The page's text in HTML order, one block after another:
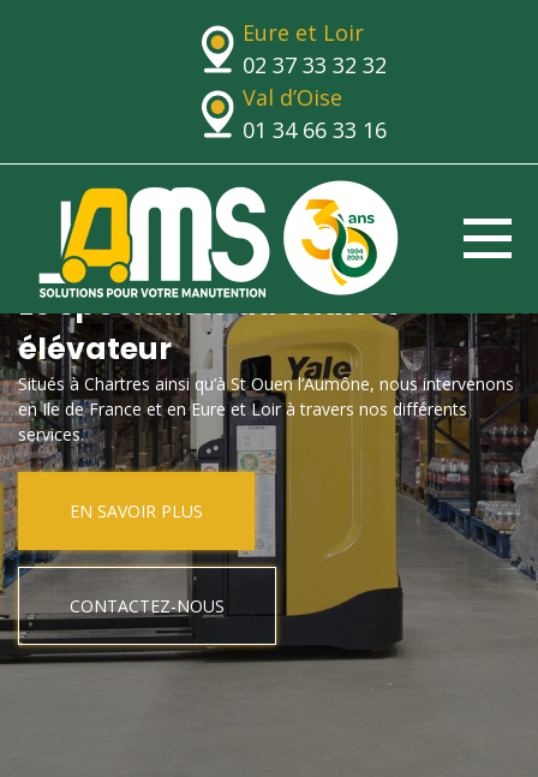
Eure et Loir
02 37 33 32 32
Val d’Oise
01 34 66 33 16
Le spécialiste du chariot
élévateur
Situés à Chartres ainsi qu’à St Ouen l’Aumône, nous intervenons
en Ile de France et en Eure et Loir à travers nos différents
services.
EN SAVOIR PLUS
CONTACTEZ-NOUS